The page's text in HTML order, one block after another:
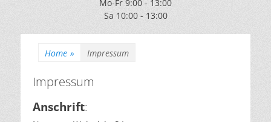
Mo-Fr 9:00 - 13:00
Sa 10:00 - 13:00
Home » Impressum
Impressum
Anschrift: